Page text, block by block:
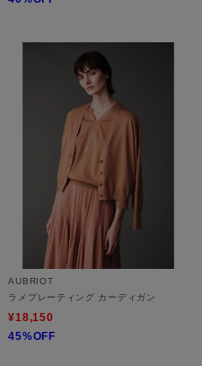
AUBRIOT
ラメプレーティング カーディガン
¥18,150
45%OFF